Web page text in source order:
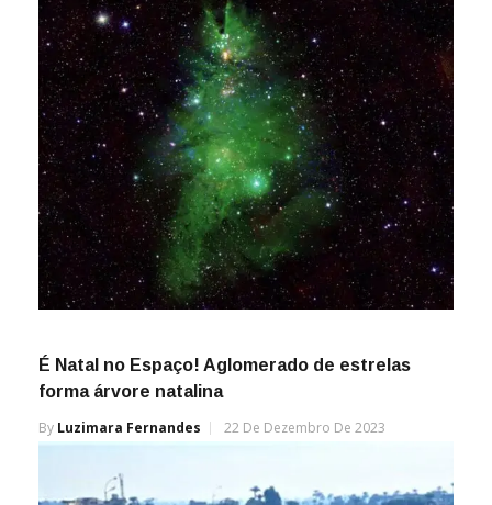
É Natal no Espaço! Aglomerado de estrelas
forma árvore natalina
By Luzimara Fernandes 22 De Dezembro De 2023